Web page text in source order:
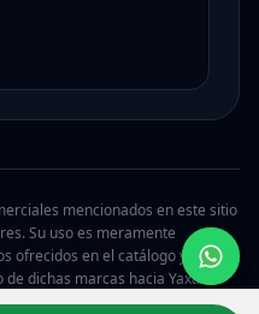
mencionados en este sitio
Su uso es meramente
ofrecidos en el catálogo y no
dichas marcas hacia Yaxa.